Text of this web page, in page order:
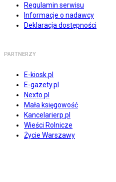
Regulamin serwisu
Informacje o nadawcy
Deklaracja dostępności
PARTNERZY
E-kiosk.pl
E-gazety.pl
Nexto.pl
Mała księgowość
Kancelarierp.pl
Wieści Rolnicze
Życie Warszawy